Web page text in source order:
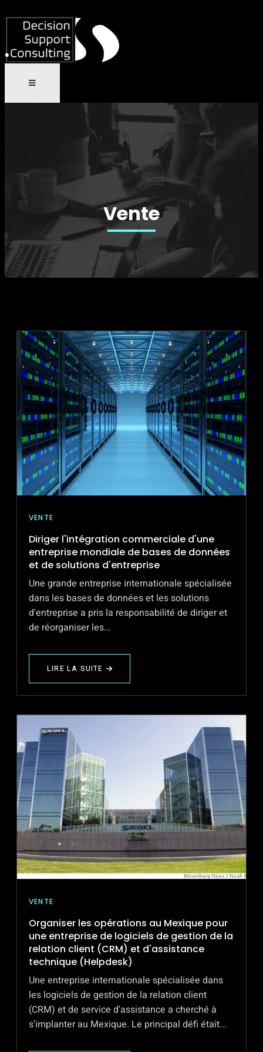
Vente
VENTE
Diriger l'intégration commerciale d'une
entreprise mondiale de bases de données
et de solutions d'entreprise
Une grande entreprise internationale spécialisée
dans les bases de données et les solutions
d'entreprise a pris la responsabilité de diriger et
de réorganiser les...
LIRE LA SUITE
ABOUT
DIRIGER
L'INTÉGRATION
D'UNE
ENTREPRISE
MONDIALE
BASES
DE
DONNÉES
ET
SOLUTIONS
D'ENTREPRISE
VENTE
Organiser les opérations au Mexique pour
une entreprise de logiciels de gestion de la
relation client (CRM) et d'assistance
technique (Helpdesk)
Une entreprise internationale spécialisée dans
les logiciels de gestion de la relation client
(CRM) et de service d'assistance a cherché à
s'implanter au Mexique. Le principal défi était...